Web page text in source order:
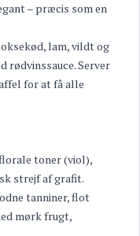
– præcis som en
lam, vildt og
rødvinssauce. Server
for at få alle
toner (viol),
strejf af grafit.
tanniner, flot
mørk frugt,